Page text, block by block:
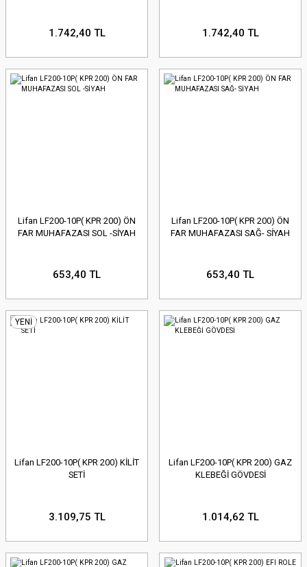
1.742,40 TL 1.742,40 TL
Lifan LF200-10P( KPR 200) ÖN
FAR MUHAFAZASI SOL -SİYAH
653,40 TL
Lifan LF200-10P( KPR 200) ÖN
FAR MUHAFAZASI SAĞ- SİYAH
653,40 TL
YENİ
Lifan LF200-10P( KPR 200) KİLİT
SETİ
3.109,75 TL
Lifan LF200-10P( KPR 200) GAZ
KLEBEĞİ GÖVDESİ
1.014,62 TL